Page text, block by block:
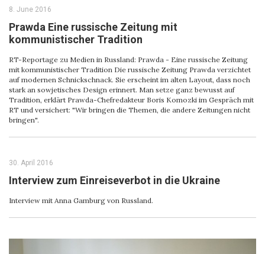
8. June 2016
Prawda Eine russische Zeitung mit
kommunistischer Tradition
RT-Reportage zu Medien in Russland: Prawda - Eine russische Zeitung
mit kommunistischer Tradition Die russische Zeitung Prawda verzichtet
auf modernen Schnickschnack. Sie erscheint im alten Layout, dass noch
stark an sowjetisches Design erinnert. Man setze ganz bewusst auf
Tradition, erklärt Prawda-Chefredakteur Boris Komozki im Gespräch mit
RT und versichert: "Wir bringen die Themen, die andere Zeitungen nicht
bringen".
30. April 2016
Interview zum Einreiseverbot in die Ukraine
Interview mit Anna Gamburg von Russland.